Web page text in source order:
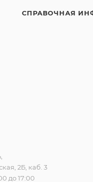
СПРАВОЧНАЯ
2Б, каб. 3
до 17:00